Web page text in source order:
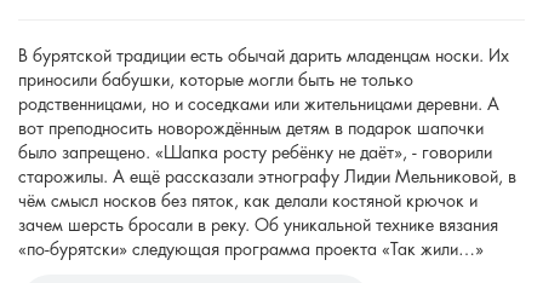
В бурятской традиции есть обычай дарить младенцам носки. Их
приносили бабушки, которые могли быть не только
родственницами, но и соседками или жительницами деревни. А
вот преподносить новорождённым детям в подарок шапочки
было запрещено. «Шапка росту ребёнку не даёт», - говорили
старожилы. А ещё рассказали этнографу Лидии Мельниковой, в
чём смысл носков без пяток, как делали костяной крючок и
зачем шерсть бросали в реку. Об уникальной технике вязания
«по-бурятски» следующая программа проекта «Так жили…»